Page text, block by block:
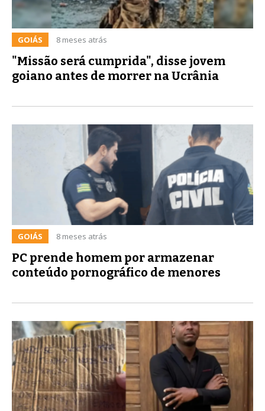
GOIÁS 8 meses atrás
"Missão será cumprida", disse jovem
goiano antes de morrer na Ucrânia
GOIÁS 8 meses atrás
PC prende homem por armazenar
conteúdo pornográfico de menores